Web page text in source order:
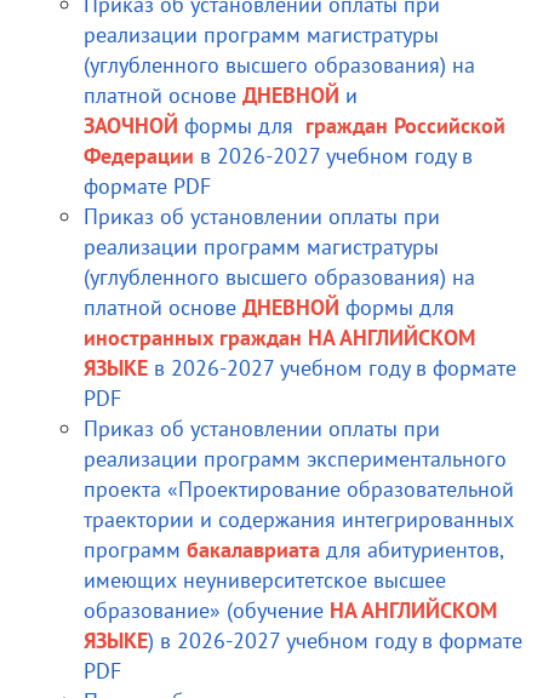
реализации программ магистратуры
(углубленного высшего образования) на
платной основе ДНЕВНОЙ и
ЗАОЧНОЙ формы для граждан Российской
Федерации в 2026-2027 учебном году в
формате PDF
Приказ об установлении оплаты при
реализации программ магистратуры
(углубленного высшего образования) на
платной основе ДНЕВНОЙ формы для
иностранных граждан НА АНГЛИЙСКОМ
ЯЗЫКЕ в 2026-2027 учебном году в формате
PDF
Приказ об установлении оплаты при
реализации программ экспериментального
проекта «Проектирование образовательной
траектории и содержания интегрированных
программ бакалавриата для абитуриентов,
имеющих неуниверситетское высшее
образование» (обучение НА АНГЛИЙСКОМ
ЯЗЫКЕ) в 2026-2027 учебном году в формате
PDF